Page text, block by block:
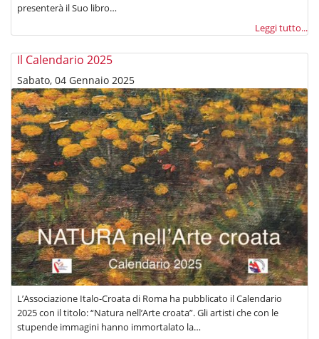
presenterà il Suo libro…
Leggi tutto...
Il Calendario 2025
Sabato, 04 Gennaio 2025
L’Associazione Italo-Croata di Roma ha pubblicato il Calendario
2025 con il titolo: “Natura nell’Arte croata”. Gli artisti che con le
stupende immagini hanno immortalato la…